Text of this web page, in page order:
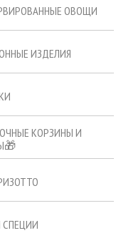
ОВОЩИ
ИЗДЕЛИЯ
КОРЗИНЫ И